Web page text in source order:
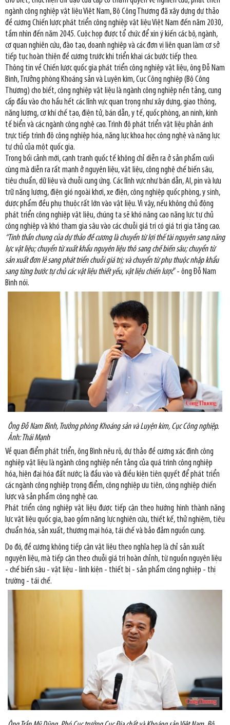
ngành công nghiệp vật liệu Việt Nam, Bộ Công Thương đã xây dựng dự thảo
đề cương Chiến lược phát triển công nghiệp vật liệu Việt Nam đến năm 2030,
tầm nhìn đến năm 2045. Cuộc họp được tổ chức để xin ý kiến các bộ, ngành,
cơ quan nghiên cứu, đào tạo, doanh nghiệp và các đơn vị liên quan làm cơ sở
tiếp tục hoàn thiện đề cương trước khi triển khai các bước tiếp theo.
Thông tin về Chiến lược quốc gia phát triển công nghiệp vật liệu, ông Đỗ Nam
Bình, Trưởng phòng Khoáng sản và Luyện kim, Cục Công nghiệp (Bộ Công
Thương) cho biết, công nghiệp vật liệu là ngành công nghiệp nền tảng, cung
cấp đầu vào cho hầu hết các lĩnh vực quan trọng như xây dựng, giao thông,
năng lượng, cơ khí chế tạo, điện tử, bán dẫn, y tế, quốc phòng, an ninh, kinh
tế biển và các ngành công nghệ cao. Trình độ phát triển vật liệu phản ánh
trực tiếp trình độ công nghiệp hóa, năng lực khoa học công nghệ và năng lực
tự chủ của một quốc gia.
Trong bối cảnh mới, cạnh tranh quốc tế không chỉ diễn ra ở sản phẩm cuối
cùng mà diễn ra rất mạnh ở nguyên liệu, vật liệu, công nghệ chế biến sâu,
tiêu chuẩn, dữ liệu và chuỗi cung ứng. Các lĩnh vực như bán dẫn, AI, pin và lưu
trữ năng lượng, điện gió ngoài khơi, xe điện, công nghiệp quốc phòng, y sinh,
dược phẩm đều phụ thuộc rất lớn vào vật liệu. Vì vậy, nếu không chủ động
phát triển công nghiệp vật liệu, chúng ta sẽ khó nâng cao năng lực tự chủ
công nghiệp và khó tham gia sâu vào các chuỗi giá trị có giá trị gia tăng cao.
“Tinh thần chung của dự thảo đề cương là chuyển từ lợi thế tài nguyên sang năng
lực vật liệu; chuyển từ xuất khẩu nguyên liệu thô sang chế biến sâu; chuyển từ
sản xuất đơn lẻ sang phát triển chuỗi giá trị; và chuyển từ phụ thuộc nhập khẩu
sang từng bước tự chủ các vật liệu thiết yếu, vật liệu chiến lược” - ông Đỗ Nam
Bình nói.
Ông Đỗ Nam Bình, Trưởng phòng Khoáng sản và Luyện kim, Cục Công nghiệp.
Ảnh: Thái Mạnh
Về quan điểm phát triển, ông Bình nêu rõ, dự thảo đề cương xác định công
nghiệp vật liệu là ngành công nghiệp nền tảng của quá trình công nghiệp
hóa, hiện đại hóa đất nước; là đầu vào và điều kiện tiên quyết để phát triển
các ngành công nghiệp trọng điểm, công nghiệp ưu tiên, công nghiệp chiến
lược và sản phẩm công nghệ cao.
Phát triển công nghiệp vật liệu được tiếp cận theo hướng hình thành năng
lực vật liệu quốc gia, bao gồm năng lực nghiên cứu, thiết kế, thử nghiệm, tiêu
chuẩn hóa, sản xuất, thương mại hóa, tái chế và bảo đảm nguồn cung.
Do đó, đề cương không tiếp cận vật liệu theo nghĩa hẹp là chỉ sản xuất
nguyên liệu, mà tiếp cận theo chuỗi giá trị hoàn chỉnh, từ nguồn nguyên liệu
- chế biến sâu - vật liệu - linh kiện - thiết bị - sản phẩm công nghiệp - thị
trường - tái chế.